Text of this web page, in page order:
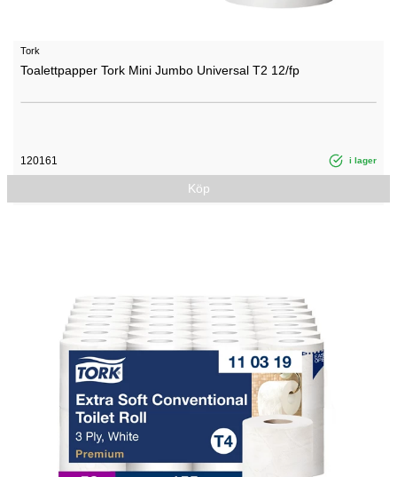
Tork
Toalettpapper Tork Mini Jumbo Universal T2 12/fp
120161 i lager
Köp